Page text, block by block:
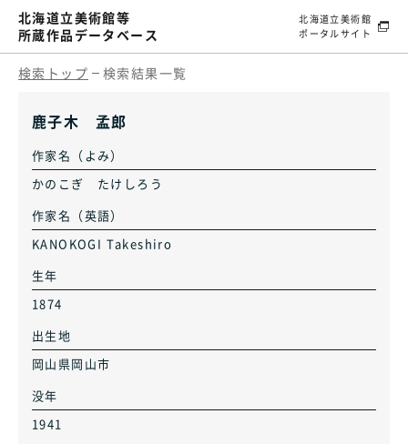
北海道立美術館等
所蔵作品データベース
北海道立美術館
ポータルサイト
検索トップ 検索結果一覧
鹿子木 孟郎
作家名（よみ）
かのこぎ たけしろう
作家名（英語）
KANOKOGI Takeshiro
生年
1874
出生地
岡山県岡山市
没年
1941